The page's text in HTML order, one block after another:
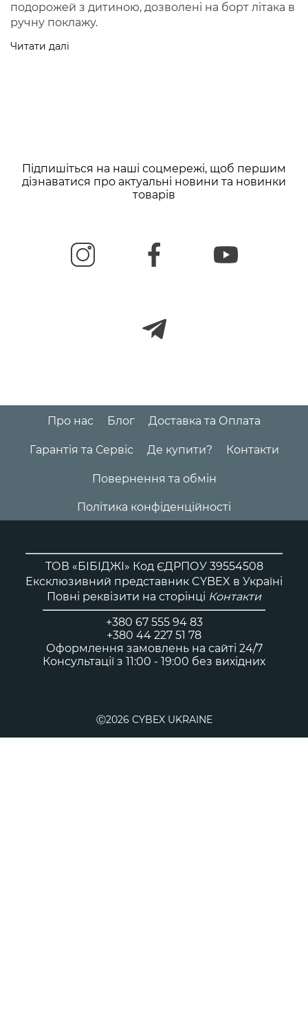
подорожей з дитиною, дозволені на борт літака в
ручну поклажу.
Читати далі
Підпишіться на наші соцмережі, щоб першим
дізнаватися про актуальні новини та новинки
товарів
Про нас Блог Доставка та Оплата
Гарантія та Сервіс Де купити? Контакти
Повернення та обмін
Політика конфіденційності
ТОВ «БІБІДЖІ» Код ЄДРПОУ 39554508
Ексклюзивний представник CYBEX в Україні
Повні реквізити на сторінці Контакти
+380 67 555 94 83
+380 44 227 51 78
Оформлення замовлень на сайті 24/7
Консультації з 11:00 - 19:00 без вихідних
Ⓒ2026 CYBEX UKRAINE